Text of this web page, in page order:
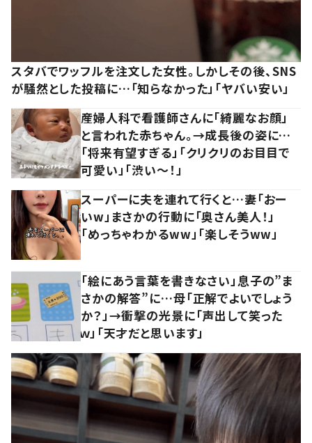
スタバでワッフルを注文した女性。しかしその後、SNS
が騒然とした投稿に…「知らなかった」「ヤバい安い」
産婦人科で看護師さんに「綺麗なお顔」
と言われた赤ちゃん。→成長後の姿に…
「将来有望すぎる」「クリクリのお目目で
可愛い」「渋い～！」
スーパーに夫を連れて行くと…妻「おー
いw」まさかの行動に「奥さん美人！」
「めっちゃわかるww」「楽しそうww」
「絵にあう言葉を書きなさい」息子の”ま
さかの解答”に…母「正解でよいでしょう
か？」→衝撃の光景に「声出して笑った
ｗ」「天才だと思います」